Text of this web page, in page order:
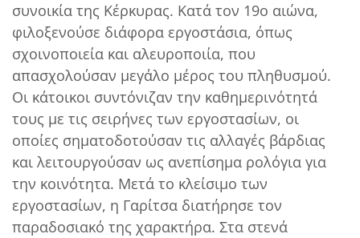
συνοικία της Κέρκυρας. Κατά τον 19ο αιώνα,
φιλοξενούσε διάφορα εργοστάσια, όπως
σχοινοποιεία και αλευροποιία, που
απασχολούσαν μεγάλο μέρος του πληθυσμού.
Οι κάτοικοι συντόνιζαν την καθημερινότητά
τους με τις σειρήνες των εργοστασίων, οι
οποίες σηματοδοτούσαν τις αλλαγές βάρδιας
και λειτουργούσαν ως ανεπίσημα ρολόγια για
την κοινότητα. Μετά το κλείσιμο των
εργοστασίων, η Γαρίτσα διατήρησε τον
παραδοσιακό της χαρακτήρα. Στα στενά